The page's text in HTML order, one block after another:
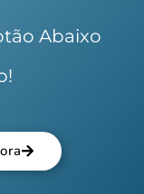
Abaixo